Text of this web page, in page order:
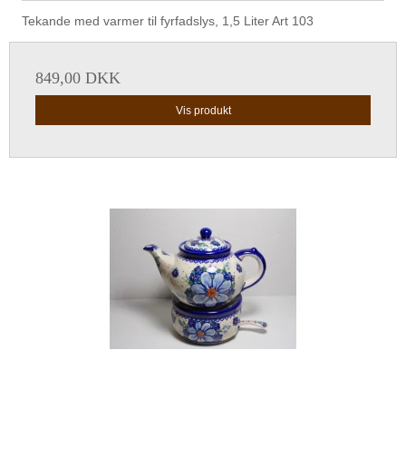
Tekande med varmer til fyrfadslys, 1,5 Liter Art 103
849,00 DKK
Vis produkt